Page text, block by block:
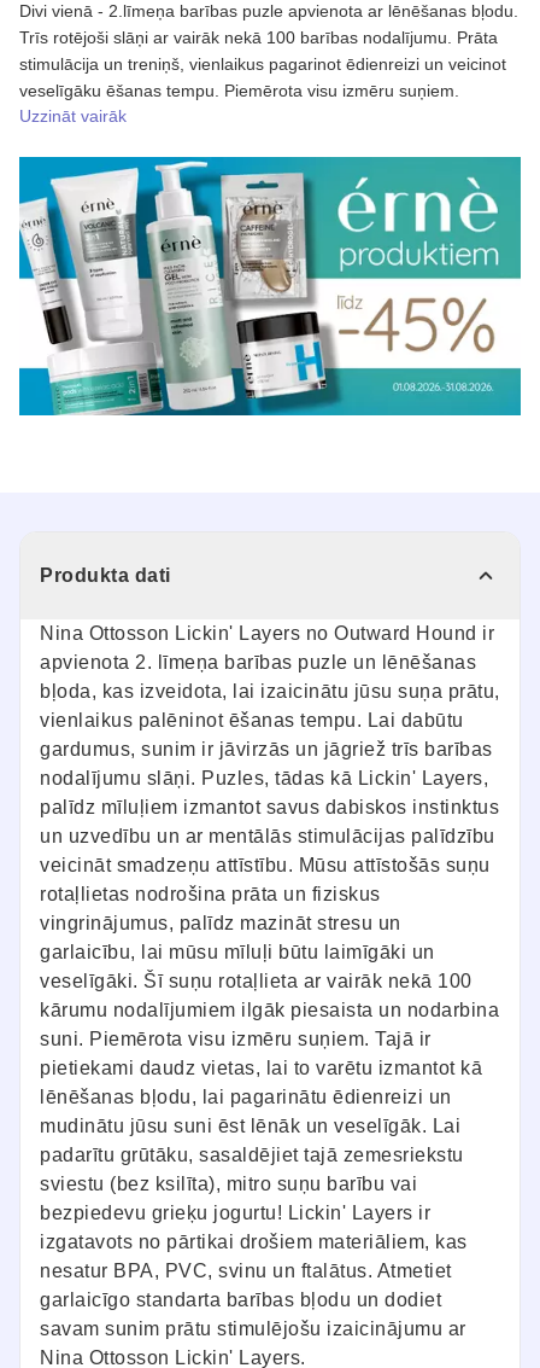
Divi vienā - 2.līmeņa barības puzle apvienota ar lēnēšanas bļodu.
Trīs rotējoši slāņi ar vairāk nekā 100 barības nodalījumu. Prāta
stimulācija un treniņš, vienlaikus pagarinot ēdienreizi un veicinot
veselīgāku ēšanas tempu. Piemērota visu izmēru suņiem.
Uzzināt vairāk
Produkta dati
Nina Ottosson Lickin' Layers no Outward Hound ir
apvienota 2. līmeņa barības puzle un lēnēšanas
bļoda, kas izveidota, lai izaicinātu jūsu suņa prātu,
vienlaikus palēninot ēšanas tempu. Lai dabūtu
gardumus, sunim ir jāvirzās un jāgriež trīs barības
nodalījumu slāņi. Puzles, tādas kā Lickin' Layers,
palīdz mīluļiem izmantot savus dabiskos instinktus
un uzvedību un ar mentālās stimulācijas palīdzību
veicināt smadzeņu attīstību. Mūsu attīstošās suņu
rotaļlietas nodrošina prāta un fiziskus
vingrinājumus, palīdz mazināt stresu un
garlaicību, lai mūsu mīluļi būtu laimīgāki un
veselīgāki. Šī suņu rotaļlieta ar vairāk nekā 100
kārumu nodalījumiem ilgāk piesaista un nodarbina
suni. Piemērota visu izmēru suņiem. Tajā ir
pietiekami daudz vietas, lai to varētu izmantot kā
lēnēšanas bļodu, lai pagarinātu ēdienreizi un
mudinātu jūsu suni ēst lēnāk un veselīgāk. Lai
padarītu grūtāku, sasaldējiet tajā zemesriekstu
sviestu (bez ksilīta), mitro suņu barību vai
bezpiedevu grieķu jogurtu! Lickin' Layers ir
izgatavots no pārtikai drošiem materiāliem, kas
nesatur BPA, PVC, svinu un ftalātus. Atmetiet
garlaicīgo standarta barības bļodu un dodiet
savam sunim prātu stimulējošu izaicinājumu ar
Nina Ottosson Lickin' Layers.